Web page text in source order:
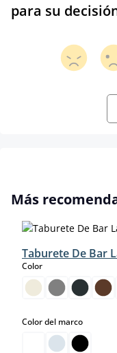
para su
Omitir la galería de
Más
Taburete De Bar
Colorselect
Color del marcoselect